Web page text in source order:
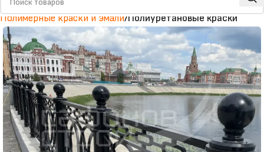
Главная Каталог
Полимерные краски и эмали Полиуретановые краски